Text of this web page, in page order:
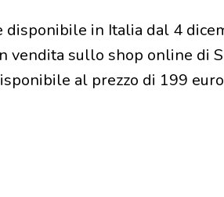
disponibile in Italia dal 4
vendita sullo shop online di
al prezzo di 199